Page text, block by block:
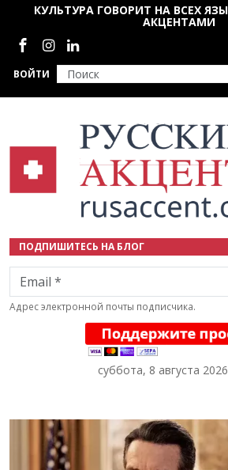
Перейти к основному содержанию
ВОЙТИ
КУЛЬТУРА ГОВОРИТ НА ВСЕХ
АКЦЕНТАМИ
Социальные сети
ПОДПИШИТЕСЬ НА БЛОГ
Email
Адрес электронной почты подписчика.
суббота, 8 августа